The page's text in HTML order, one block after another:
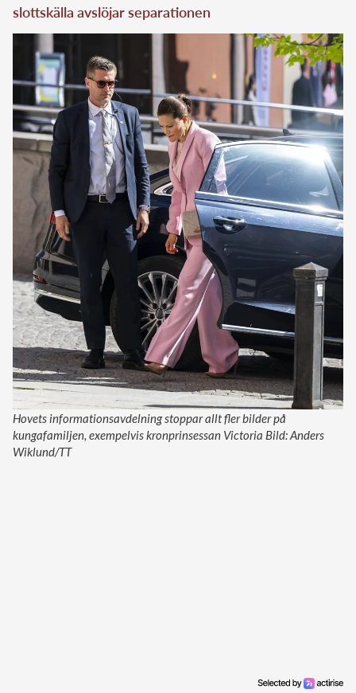
slottskälla avslöjar separationen
Hovets informationsavdelning stoppar allt fler bilder på
kungafamiljen, exempelvis kronprinsessan Victoria Bild: Anders
Wiklund/TT